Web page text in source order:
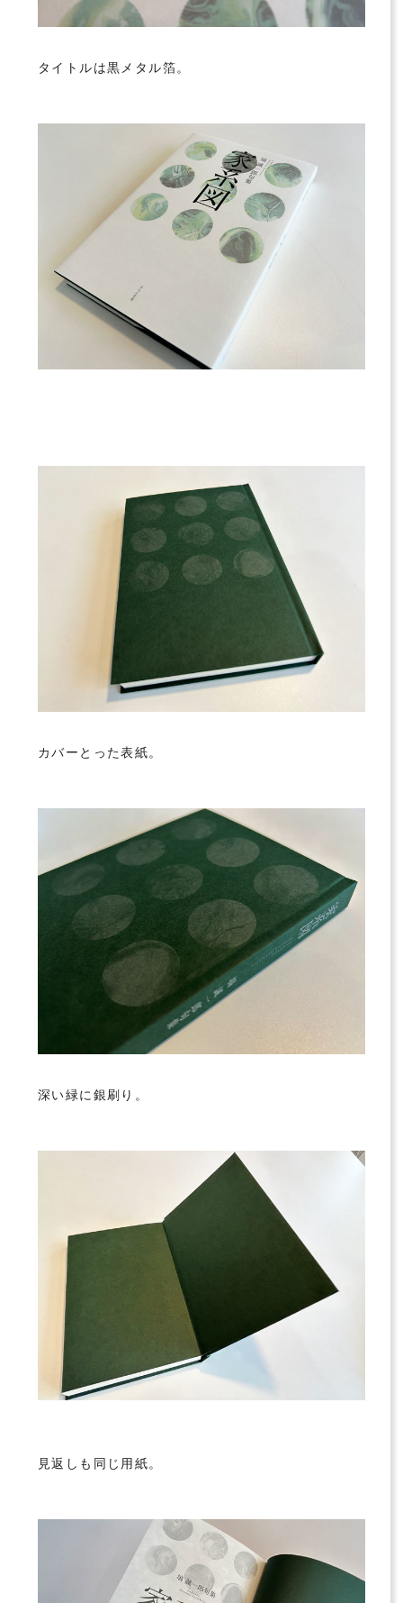
タイトルは黒メタル箔。
カバーとった表紙。
深い緑に銀刷り。
見返しも同じ用紙。